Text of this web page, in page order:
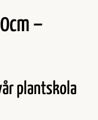
–
plantskola